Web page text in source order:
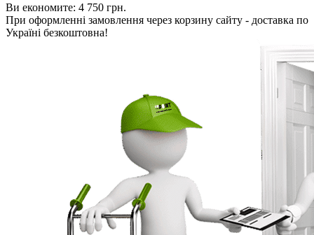
Ви економите: 4 750 грн.
При оформленні замовлення через корзину сайту - доставка по
Україні безкоштовна!